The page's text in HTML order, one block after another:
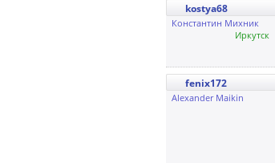
kostya68
Константин Михник
Иркутск
fenix172
Alexander Maikin